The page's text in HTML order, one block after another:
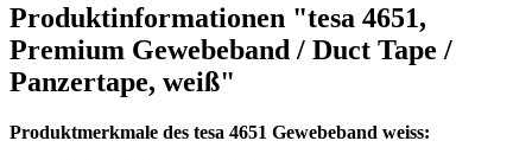
Produktinformationen "tesa 4651,
Premium Gewebeband / Duct Tape /
Panzertape, weiß"
Produktmerkmale des tesa 4651 Gewebeband weiss: